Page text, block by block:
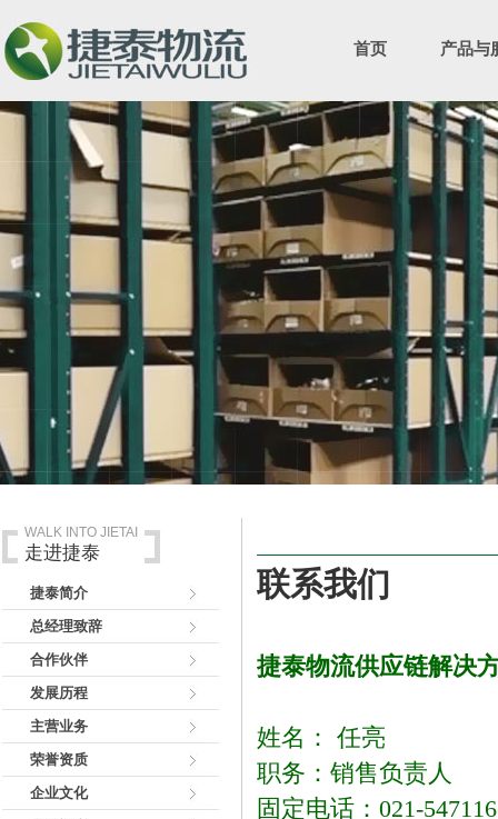
首页 产品与
WALK INTO JIETAI
走进捷泰
捷泰简介
总经理致辞
合作伙伴
发展历程
主营业务
荣誉资质
企业文化
联系我们
捷泰物流供应链解决
姓名： 任亮
职务：销售负责人
固定电话： 021-